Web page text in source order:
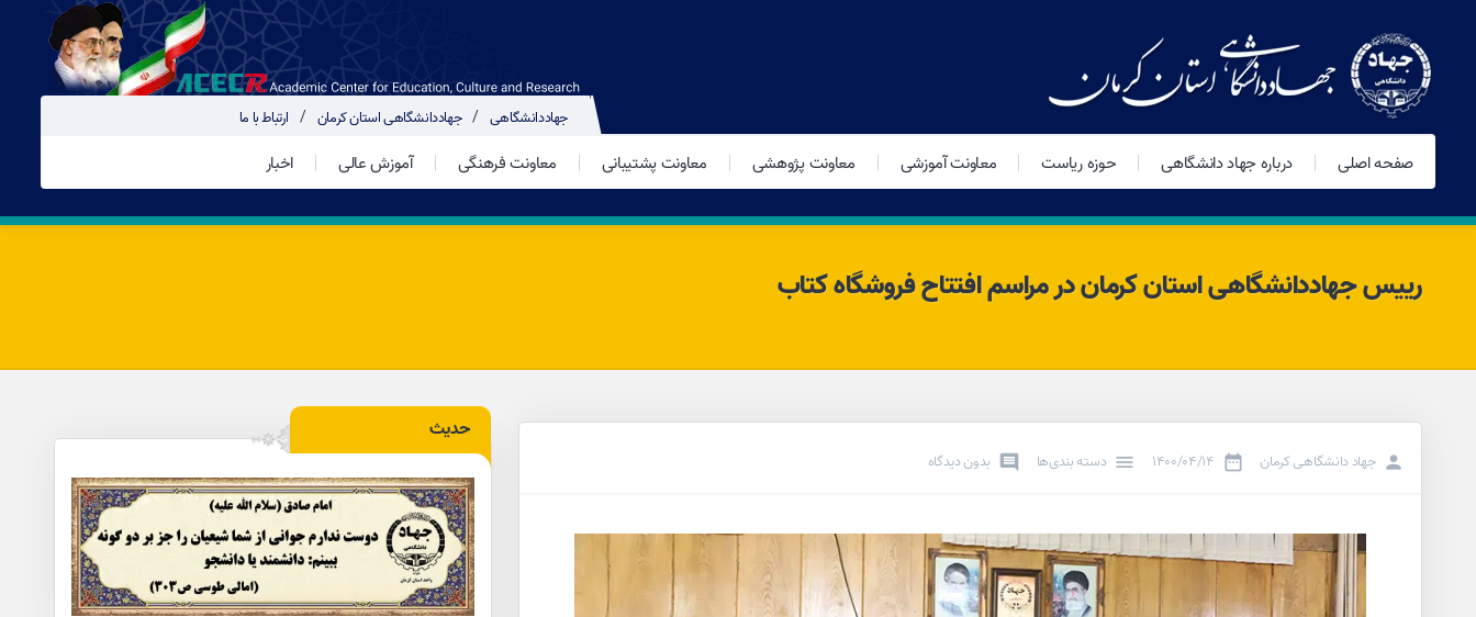
جهاددانشگاهی جهاددانشگاهی استان کرمان ارتباط با ما
صفحه اصلی درباره جهاد دانشگاهی حوزه ریاست معاونت آموزشی معاونت پژوهشی معاونت پشتیبانی معاونت فرهنگی آموزش عالی اخبار
رییس جهاددانشگاهی استان کرمان در مراسم افتتاح فروشگاه کتاب
جهاد دانشگاهی کرمان ۱۴۰۰/۰۴/۱۴ دسته بندی‌ها بدون دیدگاه
حدیث